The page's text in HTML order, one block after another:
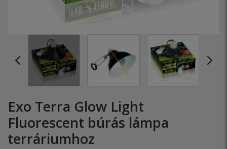
Exo Terra Glow Light
Fluorescent búrás lámpa
terráriumhoz